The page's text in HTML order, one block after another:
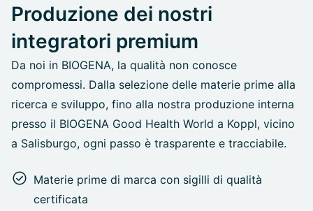
Produzione dei nostri
integratori premium
Da noi in BIOGENA, la qualità non conosce
compromessi. Dalla selezione delle materie prime alla
ricerca e sviluppo, fino alla nostra produzione interna
presso il BIOGENA Good Health World a Koppl, vicino
a Salisburgo, ogni passo è trasparente e tracciabile.
Materie prime di marca con sigilli di qualità
certificata